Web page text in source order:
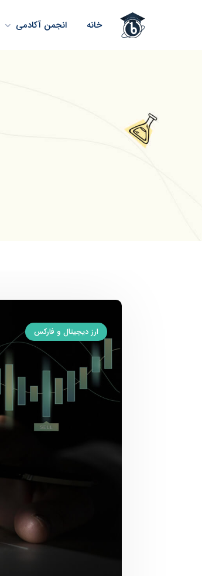
خانه انجمن آکادمی
ارز دیجیتال و فارکس